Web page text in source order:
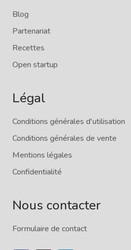
Blog
Partenariat
Recettes
Open startup
Légal
Conditions générales d'utilisation
Conditions générales de vente
Mentions légales
Confidentialité
Nous contacter
Formulaire de contact